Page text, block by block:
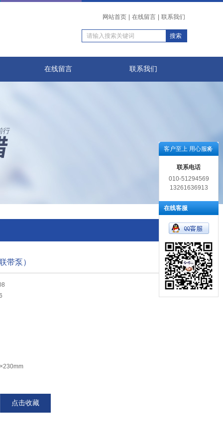
网站首页 在线留言 联系我们
在线留言 联系我们
带泵）
点击收藏
客户至上 用心服务
联系电话
010-51294569
13261636913
在线客服